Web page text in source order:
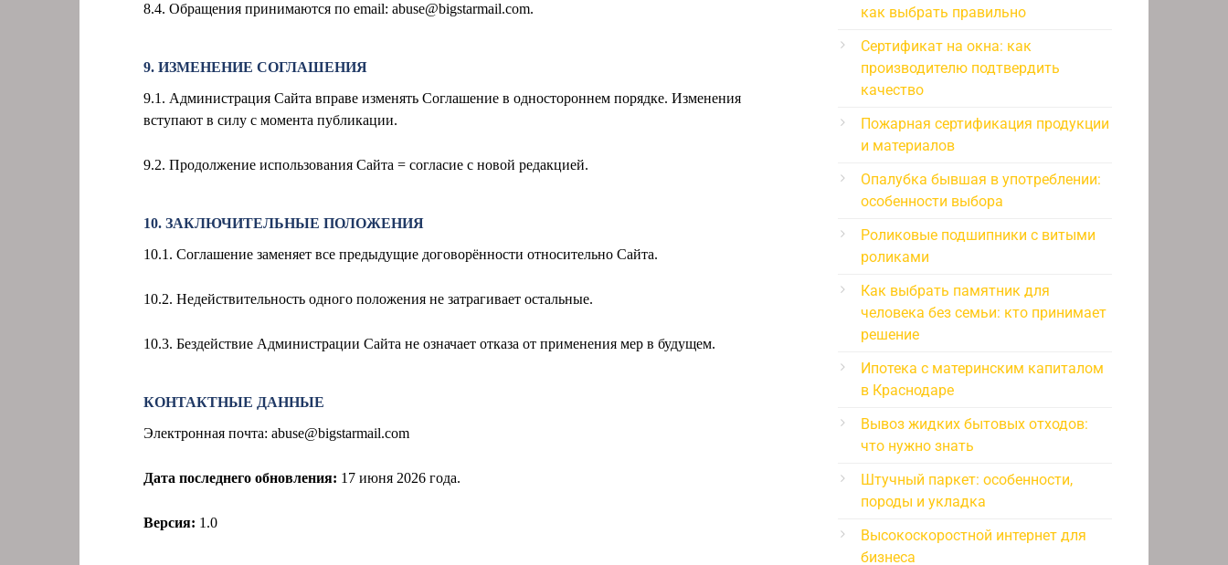
8.4. Обращения принимаются по email: abuse@bigstarmail.com.
9. ИЗМЕНЕНИЕ СОГЛАШЕНИЯ
9.1. Администрация Сайта вправе изменять Соглашение в одностороннем порядке. Изменения
вступают в силу с момента публикации.
9.2. Продолжение использования Сайта = согласие с новой редакцией.
10. ЗАКЛЮЧИТЕЛЬНЫЕ ПОЛОЖЕНИЯ
10.1. Соглашение заменяет все предыдущие договорённости относительно Сайта.
10.2. Недействительность одного положения не затрагивает остальные.
10.3. Бездействие Администрации Сайта не означает отказа от применения мер в будущем.
КОНТАКТНЫЕ ДАННЫЕ
Электронная почта: abuse@bigstarmail.com
Дата последнего обновления: 17 июня 2026 года.
Версия: 1.0
как выбрать правильно
Сертификат на окна: как
производителю подтвердить
качество
Пожарная сертификация продукции
и материалов
Опалубка бывшая в употреблении:
особенности выбора
Роликовые подшипники с витыми
роликами
Как выбрать памятник для
человека без семьи: кто принимает
решение
Ипотека с материнским капиталом
в Краснодаре
Вывоз жидких бытовых отходов:
что нужно знать
Штучный паркет: особенности,
породы и укладка
Высокоскоростной интернет для
бизнеса